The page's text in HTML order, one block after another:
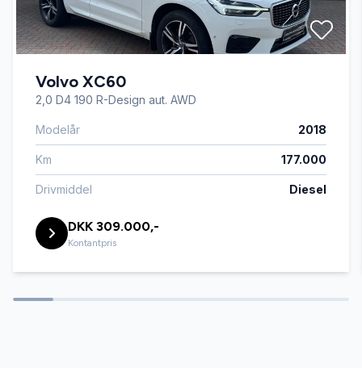
Fuld LED forlygter
Kørecomputer
Læderrat
Musikstreaming via bluetooth
Navigation
Volvo XC60
2,0 D4 190 R-Design aut. AWD
Modelår 2018
Km 177.000
Drivmiddel Diesel
DKK 309.000,-
Kontantpris